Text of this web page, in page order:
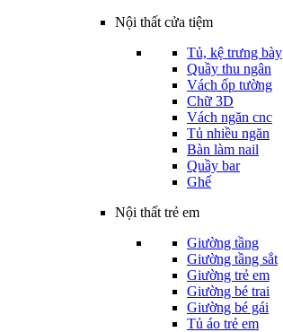
Nội thất cửa tiệm
Tủ, kệ trưng bày
Quầy thu ngân
Vách ốp tường
Chữ 3D
Vách ngăn cnc
Tủ nhiều ngăn
Bàn làm nail
Quầy bar
Ghế
Nội thất trẻ em
Giường tầng
Giường tầng sắt
Giường trẻ em
Giường bé trai
Giường bé gái
Tủ áo trẻ em